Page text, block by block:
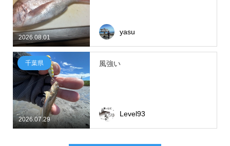
2026.08.01
yasu
2026.07.29
千葉県 風強い
Level93